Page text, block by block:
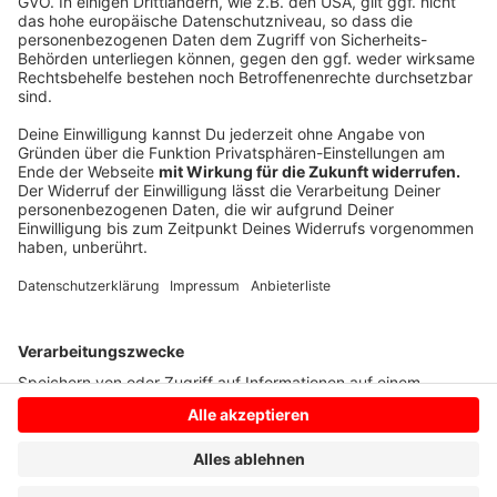
Anzeige
Anzeige